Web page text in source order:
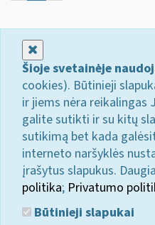
Šioje svetainėje
cookies). Būtinieji
ir jiems nėra reikalingas
galite sutikti ir su kitų
sutikimą bet kada
interneto naršyklės
įrašytus slapukus.
politika; Privatumo
Būtinieji slapukai